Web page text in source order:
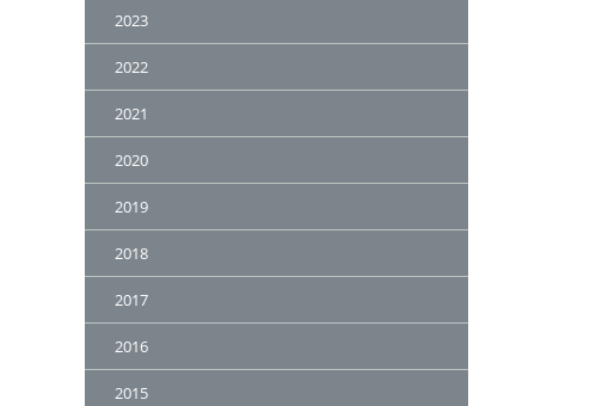
2023
2022
2021
2020
2019
2018
2017
2016
2015